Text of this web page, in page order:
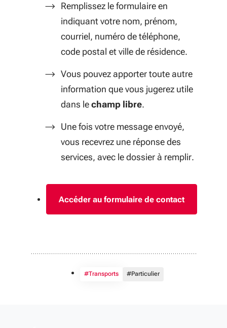
Remplissez le formulaire en
indiquant votre nom, prénom,
courriel, numéro de téléphone,
code postal et ville de résidence.
Vous pouvez apporter toute autre
information que vous jugerez utile
dans lechamp libre.
Une fois votre message envoyé,
vous recevrez une réponse des
services, avec le dossier à remplir.
Accéder au formulaire de contact
#Transports #Particulier